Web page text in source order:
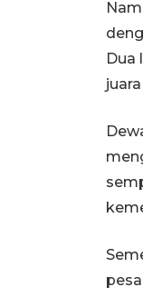
Dua